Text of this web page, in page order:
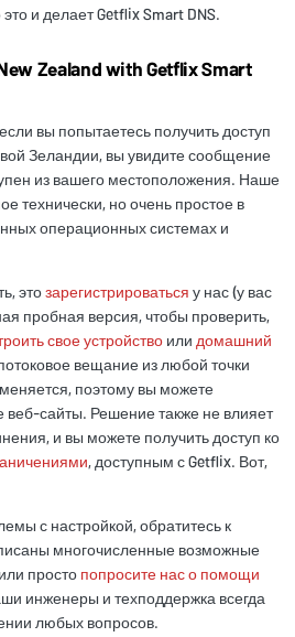
и делает Getflix Smart DNS.
Zealand with Getflix Smart
вы попытаетесь получить доступ
Зеландии, вы увидите сообщение
из вашего местоположения. Наше
технически, но очень простое в
операционных системах и
этозарегистрироваться у нас (у вас
пробная версия, чтобы проверить,
свое устройство или домашний
вещание из любой точки
поэтому вы можете
веб-сайты. Решение также не влияет
и вы можете получить доступ ко
, доступным с Getflix. Вот,
с настройкой, обратитесь к
многочисленные возможные
просто попросите нас о помощи
инженеры и техподдержка всегда
любых вопросов.